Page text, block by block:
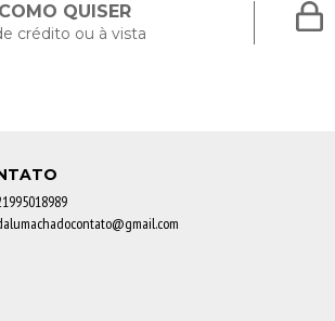
QUISER
crédito ou à vista